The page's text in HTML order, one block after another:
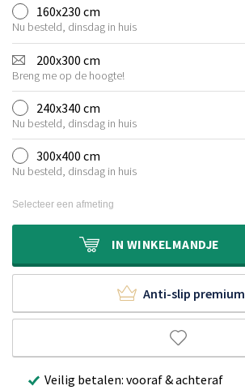
160x230 cm
Nu besteld, dinsdag in huis
200x300 cm
Breng me op de hoogte!
240x340 cm
Nu besteld, dinsdag in huis
300x400 cm
Nu besteld, dinsdag in huis
Selecteer een afmeting
IN WINKELMANDJE
Anti-slip premium
Veilig betalen: vooraf & achteraf